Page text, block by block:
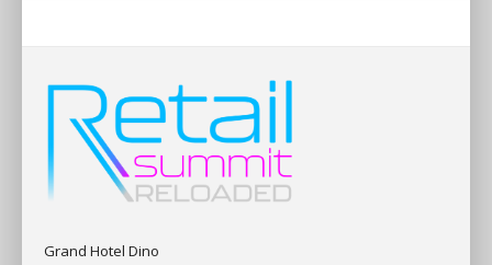
Grand Hotel Dino